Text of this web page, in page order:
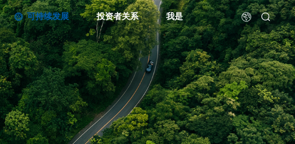
可持续发展 投资者关系 我是